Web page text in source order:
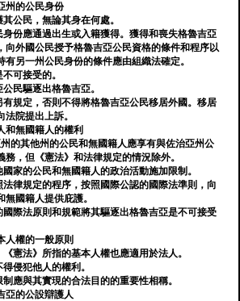
州的公民身份
公民，無論其身在何處。
身份應通過出生或入籍獲得。獲得和喪失格魯吉亞
向外國公民授予格魯吉亞公民資格的條件和程序以
有另一州公民身份的條件應由組織法確定。
可接受的。
民驅逐出格魯吉亞。
有規定，否則不得將格魯吉亞公民移居外國。移居
院提出上訴。
和無國籍人的權利
的其他州的公民和無國籍人應享有與佐治亞州公
務，但《憲法》和法律規定的情況除外。
家的公民和無國籍人的政治活動施加限制。
法律規定的程序，按照國際公認的國際法準則，向
國籍人提供庇護。
國際法原則和規範將其驅逐出格魯吉亞是不可接受
人權的一般原則
憲法》所指的基本人權也應適用於法人。
侵犯他人的權利。
應與其實現的合法目的的重要性相稱。
亞的公設辯護人